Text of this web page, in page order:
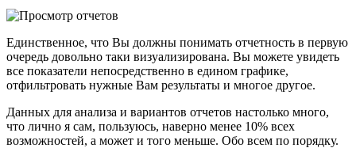
Единственное, что Вы должны понимать отчетность в первую
очередь довольно таки визуализирована. Вы можете увидеть
все показатели непосредственно в едином графике,
отфильтровать нужные Вам результаты и многое другое.
Данных для анализа и вариантов отчетов настолько много,
что лично я сам, пользуюсь, наверно менее 10% всех
возможностей, а может и того меньше. Обо всем по порядку.